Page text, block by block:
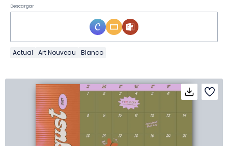
Descargar
Actual Art Nouveau Blanco